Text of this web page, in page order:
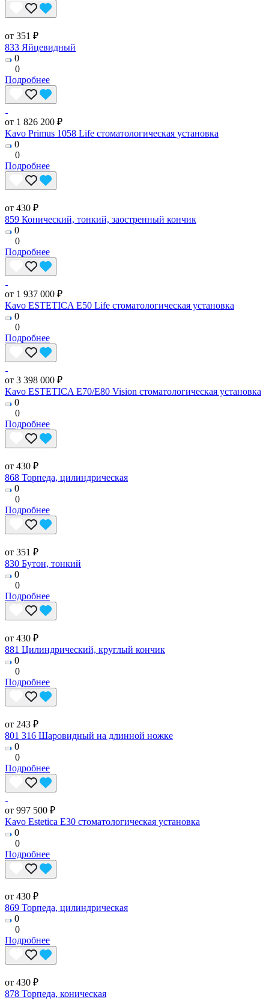
от 351 ₽
833 Яйцевидный
0
0
Подробнее
от 1 826 200 ₽
Kavo Primus 1058 Life стоматологическая установка
0
0
Подробнее
от 430 ₽
859 Конический, тонкий, заостренный кончик
0
0
Подробнее
от 1 937 000 ₽
Kavo ESTETICA E50 Life стоматологическая установка
0
0
Подробнее
от 3 398 000 ₽
Kavo ESTETICA E70/E80 Vision стоматологическая установка
0
0
Подробнее
от 430 ₽
868 Торпеда, цилиндрическая
0
0
Подробнее
от 351 ₽
830 Бутон, тонкий
0
0
Подробнее
от 430 ₽
881 Цилиндрический, круглый кончик
0
0
Подробнее
от 243 ₽
801 316 Шаровидный на длинной ножке
0
0
Подробнее
от 997 500 ₽
Kavo Estetica E30 стоматологическая установка
0
0
Подробнее
от 430 ₽
869 Торпеда, цилиндрическая
0
0
Подробнее
от 430 ₽
878 Торпеда, коническая